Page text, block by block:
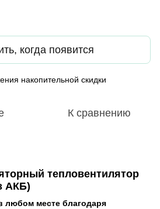
когда появится
накопительной скидки
К сравнению
тепловентилятор
АКБ)
любом месте благодаря